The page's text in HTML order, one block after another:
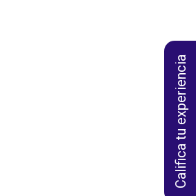
Califica tu experiencia